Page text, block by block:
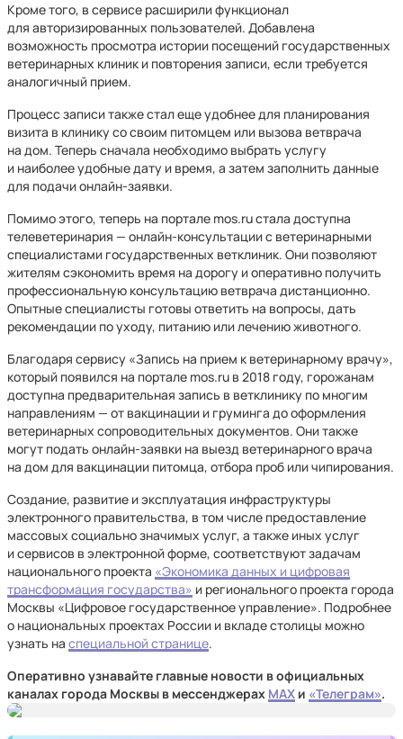
Кроме того, в сервисе расширили функционал
для авторизированных пользователей. Добавлена
возможность просмотра истории посещений государственных
ветеринарных клиник и повторения записи, если требуется
аналогичный прием.
Процесс записи также стал еще удобнее для планирования
визита в клинику со своим питомцем или вызова ветврача
на дом. Теперь сначала необходимо выбрать услугу
и наиболее удобные дату и время, а затем заполнить данные
для подачи онлайн-заявки.
Помимо этого, теперь на портале mos.ru стала доступна
телеветеринария — онлайн-консультации с ветеринарными
специалистами государственных ветклиник. Они позволяют
жителям сэкономить время на дорогу и оперативно получить
профессиональную консультацию ветврача дистанционно.
Опытные специалисты готовы ответить на вопросы, дать
рекомендации по уходу, питанию или лечению животного.
Благодаря сервису «Запись на прием к ветеринарному врачу»,
который появился на портале mos.ru в 2018 году, горожанам
доступна предварительная запись в ветклинику по многим
направлениям — от вакцинации и груминга до оформления
ветеринарных сопроводительных документов. Они также
могут подать онлайн-заявки на выезд ветеринарного врача
на дом для вакцинации питомца, отбора проб или чипирования.
Создание, развитие и эксплуатация инфраструктуры
электронного правительства, в том числе предоставление
массовых социально значимых услуг, а также иных услуг
и сервисов в электронной форме, соответствуют задачам
национального проекта «Экономика данных и цифровая
трансформация государства» и регионального проекта города
Москвы «Цифровое государственное управление». Подробнее
о национальных проектах России и вкладе столицы можно
узнать на специальной странице.
Оперативно узнавайте главные новости в официальных
каналах города Москвы в мессенджерах MAX и «Телеграм».